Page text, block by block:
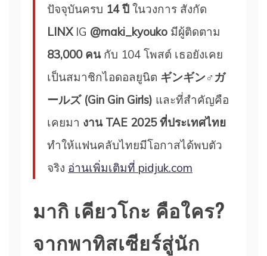
ปัจจุบันครบ 14 ปี ในวงการ สังกัด
LINXIG @maki_kyouko มีผู้ติดตาม
83,000 คนกับ 104 โพสต์ เธอยังเคย
เป็นสมาชิกไอดอลยูนิต ギンギン♂ガ
ールズ (Gin Gin Girls) และที่สำคัญคือ
เคยมา งาน TAE 2025 ที่ประเทศไทย
ทำให้แฟนคลับไทยมีโอกาสได้พบตัว
จริง อ่านเพิ่มเติมที่ pidjuk.com
มากิ เคียวโกะ คือใคร?
จากพาทิสเซียร์สู่นัก